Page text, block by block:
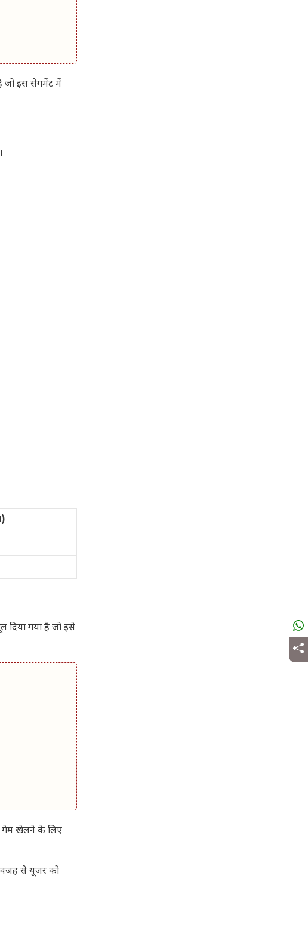
जो इस सेगमेंट में
दिया गया है जो इसे
गेम खेलने के लिए
वजह से यूज़र को